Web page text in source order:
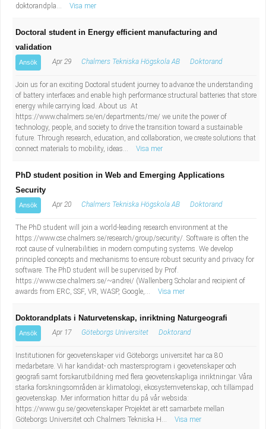
doktorandpla...
Visa mer
Doctoral student in Energy efficient manufacturing and
validation
Ansök Apr 29 Chalmers Tekniska Högskola AB Doktorand
Join us for an exciting Doctoral student journey to advance the understanding
of battery interfaces and enable high performance structural batteries that store
energy while carrying load. About us At
https://www.chalmers.se/en/departments/me/ we unite the power of
technology, people, and society to drive the transition toward a sustainable
future. Through research, education, and collaboration, we create solutions that
connect materials to mobility, ideas...
Visa mer
PhD student position in Web and Emerging Applications
Security
Ansök Apr 20 Chalmers Tekniska Högskola AB Doktorand
The PhD student will join a world-leading research environment at the
https://www.cse.chalmers.se/research/group/security/. Software is often the
root cause of vulnerabilities in modern computing systems. We develop
principled concepts and mechanisms to ensure robust security and privacy for
software. The PhD student will be supervised by Prof.
https://www.cse.chalmers.se/~andrei/ (Wallenberg Scholar and recipient of
awards from ERC, SSF, VR, WASP, Google,...
Visa mer
Doktorandplats i Naturvetenskap, inriktning Naturgeografi
Ansök Apr 17 Göteborgs Universitet Doktorand
Institutionen för geovetenskaper vid Göteborgs universitet har ca 80
medarbetare. Vi har kandidat- och mastersprogram i geovetenskaper och
geografi samt forskarutbildning med flera geovetenskapliga inriktningar. Våra
starka forskningsområden är klimatologi, ekosystemvetenskap, och tillämpad
geovetenskap. Mer information hittar du på vår websida:
https://www.gu.se/geovetenskaper Projektet är ett samarbete mellan
Göteborgs Universitet och Chalmers Tekniska H...
Visa mer